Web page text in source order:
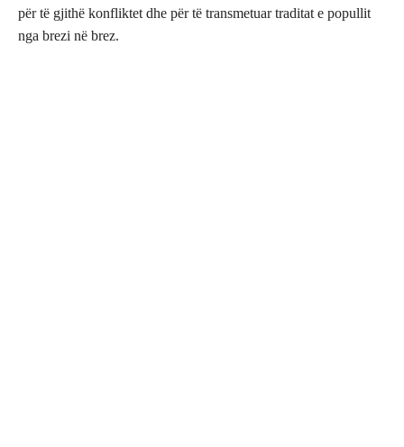
për të gjithë konfliktet dhe për të transmetuar traditat e popullit
nga brezi në brez.